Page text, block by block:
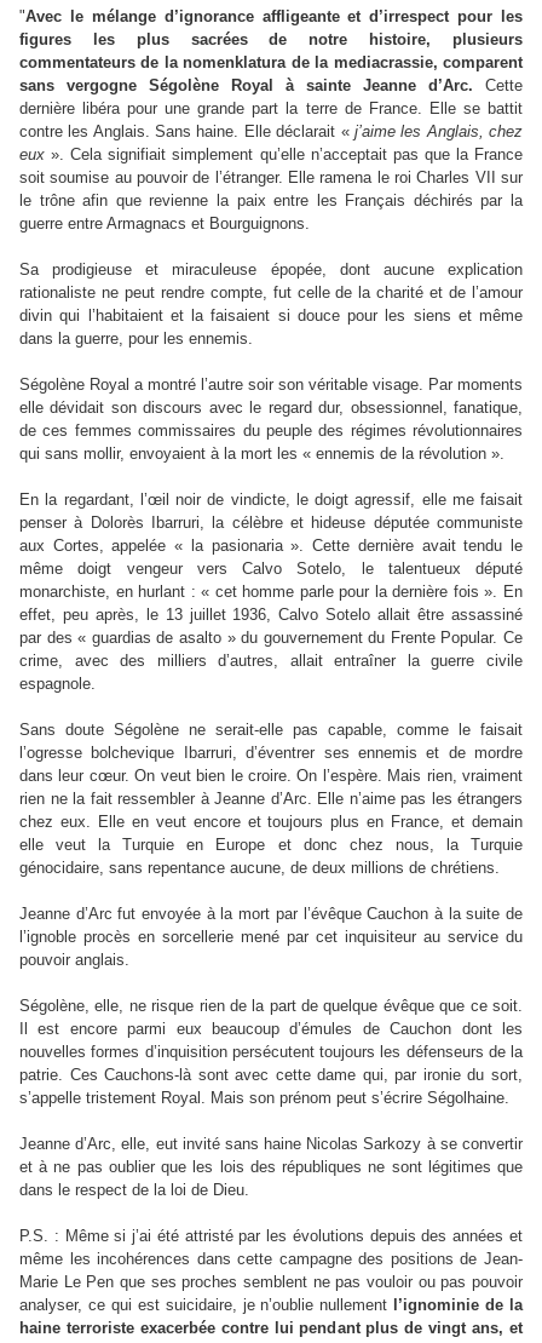
"Avec le mélange d’ignorance affligeante et d’irrespect pour les
figures les plus sacrées de notre histoire, plusieurs
commentateurs de la nomenklatura de la mediacrassie, comparent
sans vergogne Ségolène Royal à sainte Jeanne d’Arc. Cette
dernière libéra pour une grande part la terre de France. Elle se battit
contre les Anglais. Sans haine. Elle déclarait « j’aime les Anglais, chez
eux ». Cela signifiait simplement qu’elle n’acceptait pas que la France
soit soumise au pouvoir de l’étranger. Elle ramena le roi Charles VII sur
le trône afin que revienne la paix entre les Français déchirés par la
guerre entre Armagnacs et Bourguignons.
Sa prodigieuse et miraculeuse épopée, dont aucune explication
rationaliste ne peut rendre compte, fut celle de la charité et de l’amour
divin qui l’habitaient et la faisaient si douce pour les siens et même
dans la guerre, pour les ennemis.
Ségolène Royal a montré l’autre soir son véritable visage. Par moments
elle dévidait son discours avec le regard dur, obsessionnel, fanatique,
de ces femmes commissaires du peuple des régimes révolutionnaires
qui sans mollir, envoyaient à la mort les « ennemis de la révolution ».
En la regardant, l’œil noir de vindicte, le doigt agressif, elle me faisait
penser à Dolorès Ibarruri, la célèbre et hideuse députée communiste
aux Cortes, appelée « la pasionaria ». Cette dernière avait tendu le
même doigt vengeur vers Calvo Sotelo, le talentueux député
monarchiste, en hurlant : « cet homme parle pour la dernière fois ». En
effet, peu après, le 13 juillet 1936, Calvo Sotelo allait être assassiné
par des « guardias de asalto » du gouvernement du Frente Popular. Ce
crime, avec des milliers d’autres, allait entraîner la guerre civile
espagnole.
Sans doute Ségolène ne serait-elle pas capable, comme le faisait
l’ogresse bolchevique Ibarruri, d’éventrer ses ennemis et de mordre
dans leur cœur. On veut bien le croire. On l’espère. Mais rien, vraiment
rien ne la fait ressembler à Jeanne d’Arc. Elle n’aime pas les étrangers
chez eux. Elle en veut encore et toujours plus en France, et demain
elle veut la Turquie en Europe et donc chez nous, la Turquie
génocidaire, sans repentance aucune, de deux millions de chrétiens.
Jeanne d’Arc fut envoyée à la mort par l’évêque Cauchon à la suite de
l’ignoble procès en sorcellerie mené par cet inquisiteur au service du
pouvoir anglais.
Ségolène, elle, ne risque rien de la part de quelque évêque que ce soit.
Il est encore parmi eux beaucoup d’émules de Cauchon dont les
nouvelles formes d’inquisition persécutent toujours les défenseurs de la
patrie. Ces Cauchons-là sont avec cette dame qui, par ironie du sort,
s’appelle tristement Royal. Mais son prénom peut s’écrire Ségolhaine.
Jeanne d’Arc, elle, eut invité sans haine Nicolas Sarkozy à se convertir
et à ne pas oublier que les lois des républiques ne sont légitimes que
dans le respect de la loi de Dieu.
P.S. : Même si j’ai été attristé par les évolutions depuis des années et
même les incohérences dans cette campagne des positions de Jean-
Marie Le Pen que ses proches semblent ne pas vouloir ou pas pouvoir
analyser, ce qui est suicidaire, je n’oublie nullement
l’ignominie de la
haine terroriste exacerbée contre lui pendant plus de vingt ans, et